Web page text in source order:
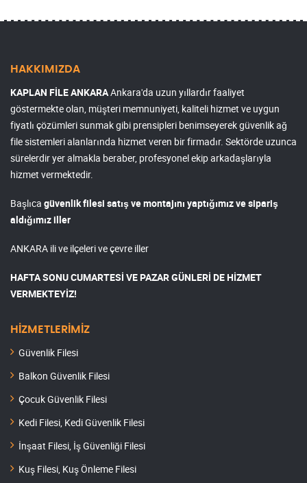
HAKKIMIZDA
KAPLAN FİLE ANKARAAnkara'da uzun yıllardır faaliyet
göstermekte olan, müşteri memnuniyeti, kaliteli hizmet ve uygun
fiyatlı çözümleri sunmak gibi prensipleri benimseyerek güvenlik ağ
file sistemleri alanlarında hizmet veren bir firmadır. Sektörde uzunca
sürelerdir yer almakla beraber, profesyonel ekip arkadaşlarıyla
hizmet vermektedir.
Başlıca güvenlik filesi satış ve montajını yaptığımız ve sipariş
aldığımız iller
ANKARA ili ve ilçeleri ve çevre iller
HAFTA SONU CUMARTESİ VE PAZAR GÜNLERİ DE HİZMET
VERMEKTEYİZ!
HİZMETLERİMİZ
Güvenlik Filesi
Balkon Güvenlik Filesi
Çocuk Güvenlik Filesi
Kedi Filesi, Kedi Güvenlik Filesi
İnşaat Filesi, İş Güvenliği Filesi
Kuş Filesi, Kuş Önleme Filesi